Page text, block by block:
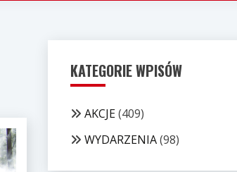
KATEGORIE WPISÓW
AKCJE(409)
WYDARZENIA(98)